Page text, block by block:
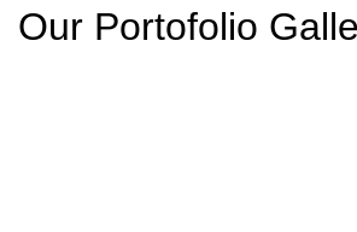
Our Portofolio